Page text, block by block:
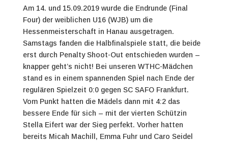
Am 14. und 15.09.2019 wurde die Endrunde (Final
Four) der weiblichen U16 (WJB) um die
Hessenmeisterschaft in Hanau ausgetragen.
Samstags fanden die Halbfinalspiele statt, die beide
erst durch Penalty Shoot-Out entschieden wurden –
knapper geht’s nicht! Bei unseren WTHC-Mädchen
stand es in einem spannenden Spiel nach Ende der
regulären Spielzeit 0:0 gegen SC SAFO Frankfurt.
Vom Punkt hatten die Mädels dann mit 4:2 das
bessere Ende für sich – mit der vierten Schützin
Stella Eifert war der Sieg perfekt. Vorher hatten
bereits Micah Machill, Emma Fuhr und Caro Seidel